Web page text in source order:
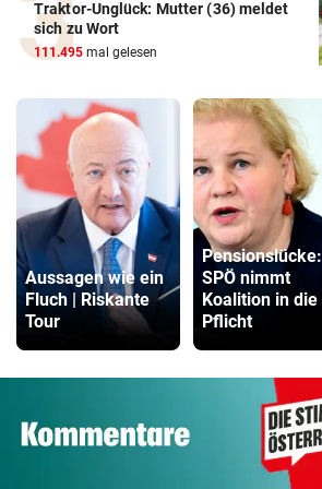
Traktor-Unglück: Mutter (36) meldet
sich zu Wort
111.495 mal gelesen
Aussagen wie ein
Fluch | Riskante
Tour
Pensionslücke:
SPÖ nimmt
Koalition in die
Pflicht